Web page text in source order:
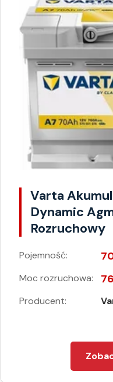
Varta
Dynamic
Rozruchowy
Pojemność:
Moc rozruchowa:
Producent: